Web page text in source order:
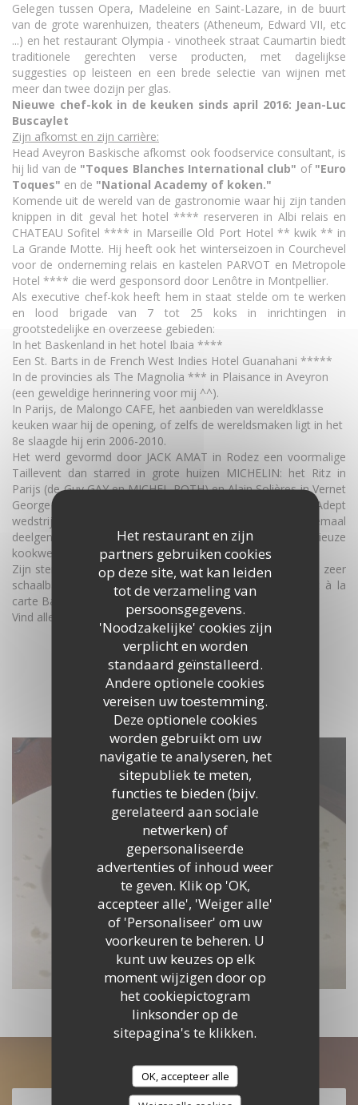
Het restaurant en zijn
partners gebruiken cookies
op deze site, wat kan leiden
tot de verzameling van
persoonsgegevens.
'Noodzakelijke' cookies zijn
verplicht en worden
standaard geïnstalleerd.
Andere optionele cookies
vereisen uw toestemming.
Deze optionele cookies
worden gebruikt om uw
navigatie te analyseren, het
sitepubliek te meten,
functies te bieden (bijv.
gerelateerd aan sociale
netwerken) of
gepersonaliseerde
advertenties of inhoud weer
te geven. Klik op 'OK,
accepteer alle', 'Weiger alle'
of 'Personaliseer' om uw
voorkeuren te beheren. U
kunt uw keuzes op elk
moment wijzigen door op
het cookiepictogram
linksonder op de
sitepagina's te klikken.
OK, accepteer alle
Gelegen tussen Opera, Madeleine en Saint-Lazare, in de buurt
van de grote warenhuizen, theaters (Atheneum, Edward VII, etc
...) en het restaurant Olympia - vinotheek straat Caumartin biedt
traditionele gerechten verse producten, met dagelijkse
suggesties op leisteen en een brede selectie van wijnen met
meer dan twee dozijn per glas.
Nieuwe chef-kok in de keuken sinds april 2016: Jean-Luc
Buscaylet
Zijn afkomst en zijn carrière:
Head Aveyron Baskische afkomst ook foodservice consultant, is
hij lid van de "Toques Blanches International club" of "Euro
Toques" en de "National Academy of koken."
Komende uit de wereld van de gastronomie waar hij zijn tanden
knippen in dit geval het hotel **** reserveren in Albi relais en
CHATEAU Sofitel **** in Marseille Old Port Hotel ** kwik ** in
La Grande Motte. Hij heeft ook het winterseizoen in Courchevel
voor de onderneming relais en kastelen PARVOT en Metropole
Hotel **** die werd gesponsord door Lenôtre in Montpellier.
Als executive chef-kok heeft hem in staat stelde om te werken
en lood brigade van 7 tot 25 koks in inrichtingen in
grootstedelijke en overzeese gebieden:
In het Baskenland in het hotel Ibaia ****
Een St. Barts in de French West Indies Hotel Guanahani *****
In de provincies als The Magnolia *** in Plaisance in Aveyron
(een geweldige herinnering voor mij ^^).
In Parijs, de Malongo CAFE, het aanbieden van wereldklasse
keuken waar hij de opening, of zelfs de wereldsmaken ligt in het
8e slaagde hij erin 2006-2010.
Het werd gevormd door JACK AMAT in Rodez een voormalige
Taillevent dan starred in grote huizen MICHELIN: het Ritz in
Parijs (de Guy GAY en MICHEL ROTH) en Alain Solières in Vernet
George V PARIS 8 (chef-kok Philippe Legendre). Adept
wedstrijden verzamelde hij vele prijzen en tweemaal
deelgenomen in 2003 en 2006 playoffs de prestigieuze
kookwedstrijd vanBEST WERKNEMERS Frankrijk.
Zijn sterke technische achtergrond hem in staat stellen om zeer
schaalbare kaarten. U zult ongetwijfeld genieten van het à la
carte Bacchae!
Vind alle gerechten
Jean-Luc op Facebook
ONTDEK HET GEBIED
Ontdek ons menu